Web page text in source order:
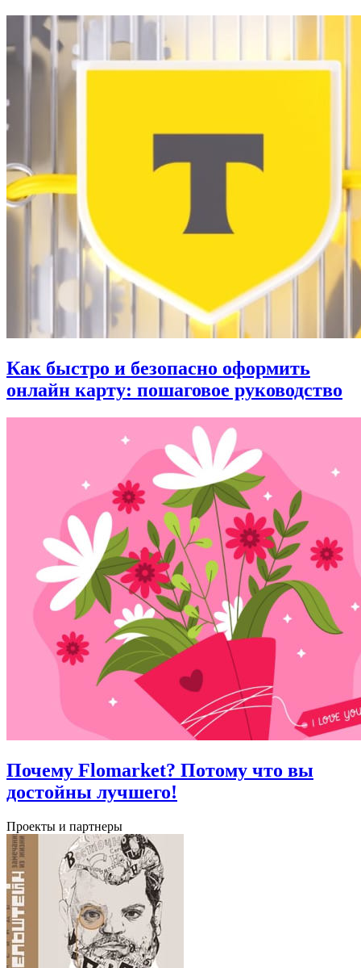
Как быстро и безопасно оформить
онлайн карту: пошаговое руководство
Почему Flomarket? Потому что вы
достойны лучшего!
Проекты и партнеры